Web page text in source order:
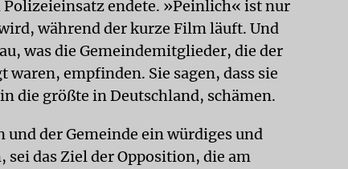
endete. »Peinlich« ist nur
während der kurze Film läuft. Und
was die Gemeindemitglieder, die der
empfinden. Sie sagen, dass sie
die größte in Deutschland, schämen.
der Gemeinde ein würdiges und
sei das Ziel der Opposition, die am